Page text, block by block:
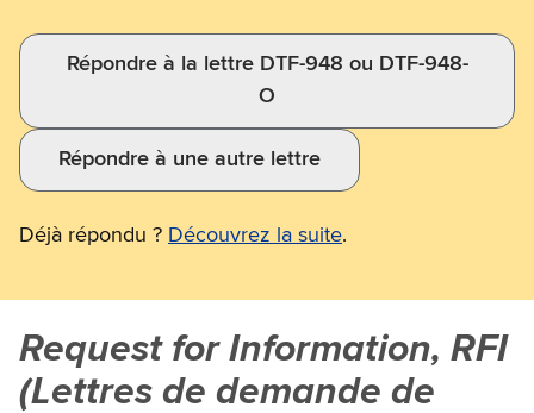
Répondre à la lettre DTF-948 ou DTF-948-
O
Répondre à une autre lettre
Déjà répondu ? Découvrez la suite.
Request for Information, RFI
(Lettres de demande de